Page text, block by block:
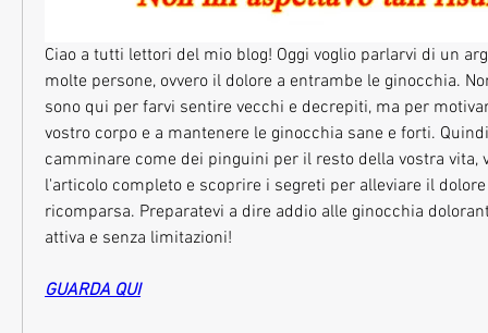
Ciao a tutti lettori del mio blog! Oggi voglio parlarvi di un
molte persone, ovvero il dolore a entrambe le ginocchia.
sono qui per farvi sentire vecchi e decrepiti, ma per
vostro corpo e a mantenere le ginocchia sane e forti.
camminare come dei pinguini per il resto della vostra vita,
l'articolo completo e scoprire i segreti per alleviare il
ricomparsa. Preparatevi a dire addio alle ginocchia
attiva e senza limitazioni!
GUARDA QUI